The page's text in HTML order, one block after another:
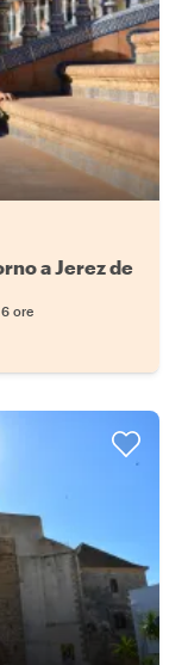
a Jerez de
6 ore